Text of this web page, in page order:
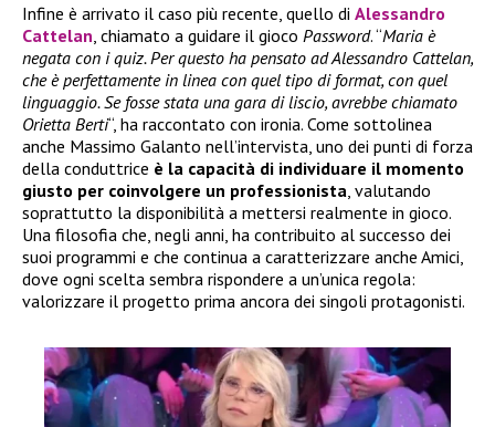
Infine è arrivato il caso più recente, quello di Alessandro
Cattelan , chiamato a guidare il gioco Password. “Maria è
negata con i quiz. Per questo ha pensato ad Alessandro Cattelan,
che è perfettamente in linea con quel tipo di format, con quel
linguaggio. Se fosse stata una gara di liscio, avrebbe chiamato
Orietta Berti“, ha raccontato con ironia. Come sottolinea
anche Massimo Galanto nell’intervista, uno dei punti di forza
della conduttrice è la capacità di individuare il momento
giusto per coinvolgere un professionista , valutando
soprattutto la disponibilità a mettersi realmente in gioco.
Una filosofia che, negli anni, ha contribuito al successo dei
suoi programmi e che continua a caratterizzare anche Amici,
dove ogni scelta sembra rispondere a un’unica regola:
valorizzare il progetto prima ancora dei singoli protagonisti.